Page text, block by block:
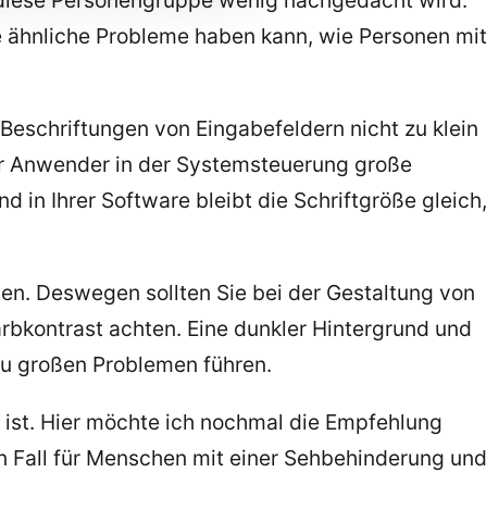
Probleme haben kann, wie Personen mit
von Eingabefeldern nicht zu klein
in der Systemsteuerung große
in Ihrer Software bleibt die Schriftgröße gleich,
Deswegen sollten Sie bei der Gestaltung von
achten. Eine dunkler Hintergrund und
großen Problemen führen.
ist. Hier möchte ich nochmal die Empfehlung
für Menschen mit einer Sehbehinderung und